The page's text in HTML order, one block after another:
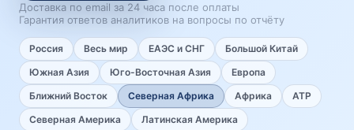
Доставка по email за 24 часа после оплаты
Гарантия ответов аналитиков на вопросы по отчёту
Россия Весь мир ЕАЭС и СНГ
Большой Китай
Южная Азия
Юго-Восточная Азия
Европа
Ближний Восток
Северная Африка Африка
АТР
Северная Америка
Латинская Америка